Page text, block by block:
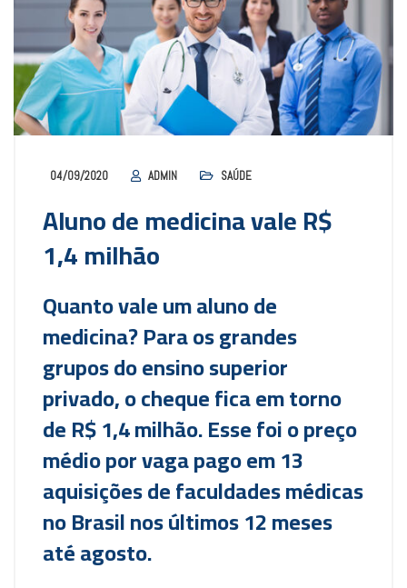
04/09/2020 ADMIN SAÚDE
Aluno de medicina vale R$
1,4 milhão
Quanto vale um aluno de
medicina? Para os grandes
grupos do ensino superior
privado, o cheque fica em torno
de R$ 1,4 milhão. Esse foi o preço
médio por vaga pago em 13
aquisições de faculdades médicas
no Brasil nos últimos 12 meses
até agosto.